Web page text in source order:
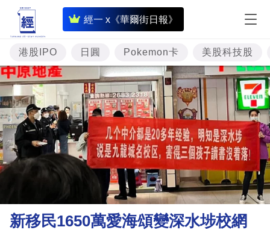
經一 x《華爾街日報》
即
時
財
經
專
題
投
資
樓
理
財
港股IPO 日圓 Pokemon卡 美股科技股
新移民1650萬愛海頌變深水埗校網